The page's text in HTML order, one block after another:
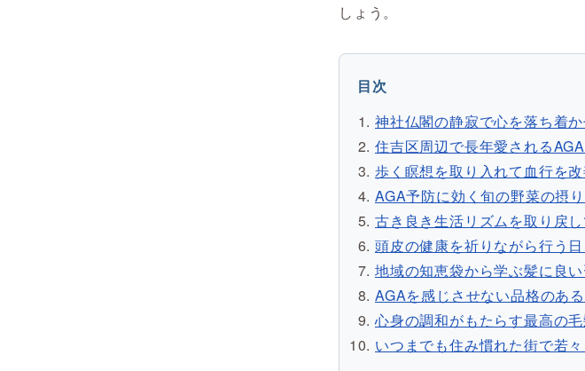
しょう。
目次
神社仏閣の静寂で心を落ち着
住吉区周辺で長年愛される
歩く瞑想を取り入れて血行を
AGA予防に効く旬の野菜の摂
古き良き生活リズムを取り戻
頭皮の健康を祈りながら行う
地域の知恵袋から学ぶ髪に良
AGAを感じさせない品格のあ
心身の調和がもたらす最高の
いつまでも住み慣れた街で若々